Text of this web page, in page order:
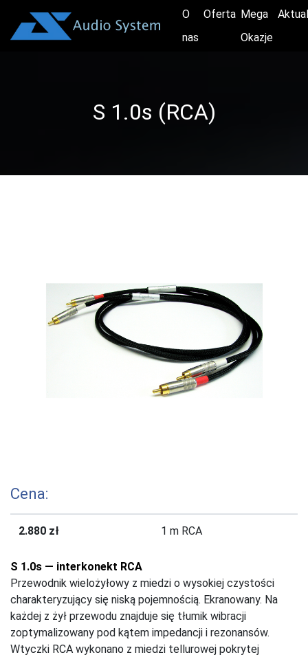
O
nas
Oferta Mega
Okazje
S 1.0s (RCA)
Cena:
2.880 zł 1 m RCA
S 1.0s — interkonekt RCA
Przewodnik wielożyłowy z miedzi o wysokiej czystości
charakteryzujący się niską pojemnością. Ekranowany. Na
każdej z żył przewodu znajduje się tłumik wibracji
zoptymalizowany pod kątem impedancji i rezonansów.
Wtyczki RCA wykonano z miedzi tellurowej pokrytej